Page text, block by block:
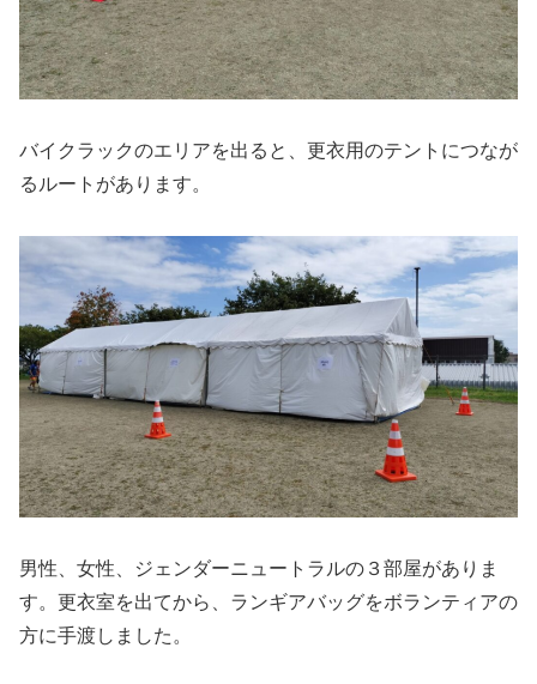
バイクラックのエリアを出ると、更衣用のテントにつなが
るルートがあります。
男性、女性、ジェンダーニュートラルの３部屋がありま
す。更衣室を出てから、ランギアバッグをボランティアの
方に手渡しました。